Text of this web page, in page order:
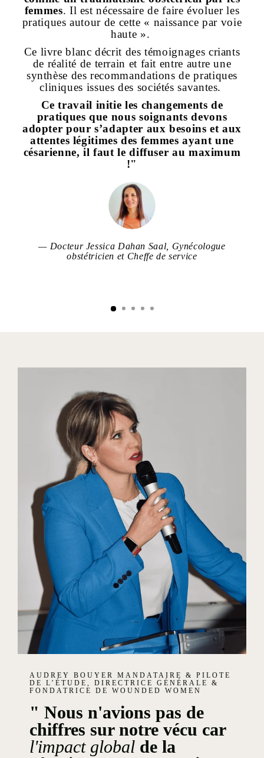
femmes. Il est nécessaire de faire évoluer les
pratiques autour de cette « naissance par voie
haute ».
Ce livre blanc décrit des témoignages criants
de réalité de terrain et fait entre autre une
synthèse des recommandations de pratiques
cliniques issues des sociétés savantes.
Ce travail initie les changements de
pratiques que nous soignants devons
adopter pour s’adapter aux besoins et aux
attentes légitimes des femmes ayant une
césarienne, il faut le diffuser au maximum
!"
Docteur Jessica Dahan Saal, Gynécologue
obstétricien et Cheffe de service
AUDREY BOUYER MANDATAIRE & PILOTE
DE L’ÉTUDE, DIRECTRICE GÉNÉRALE &
FONDATRICE DE WOUNDED WOMEN
" Nous n'avions pas de
chiffres sur notre vécu car
l'impact global de la